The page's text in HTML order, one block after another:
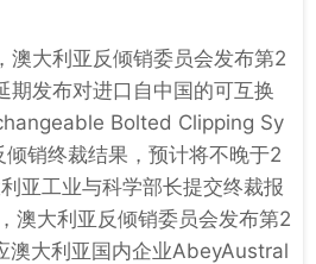
澳大利亚反倾销委员会发布第2
发布对进口自中国的可互换
Bolted Clipping Sy
销终裁结果，预计将不晚于2
亚工业与科学部长提交终裁报
澳大利亚反倾销委员会发布第2
澳大利亚国内企业AbeyAustral